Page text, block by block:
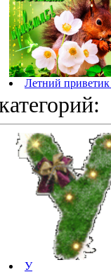
Летний
У